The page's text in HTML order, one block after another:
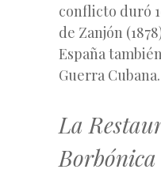
conflicto duró
de Zanjón
España
Guerra Cubana.
La
Borbónica